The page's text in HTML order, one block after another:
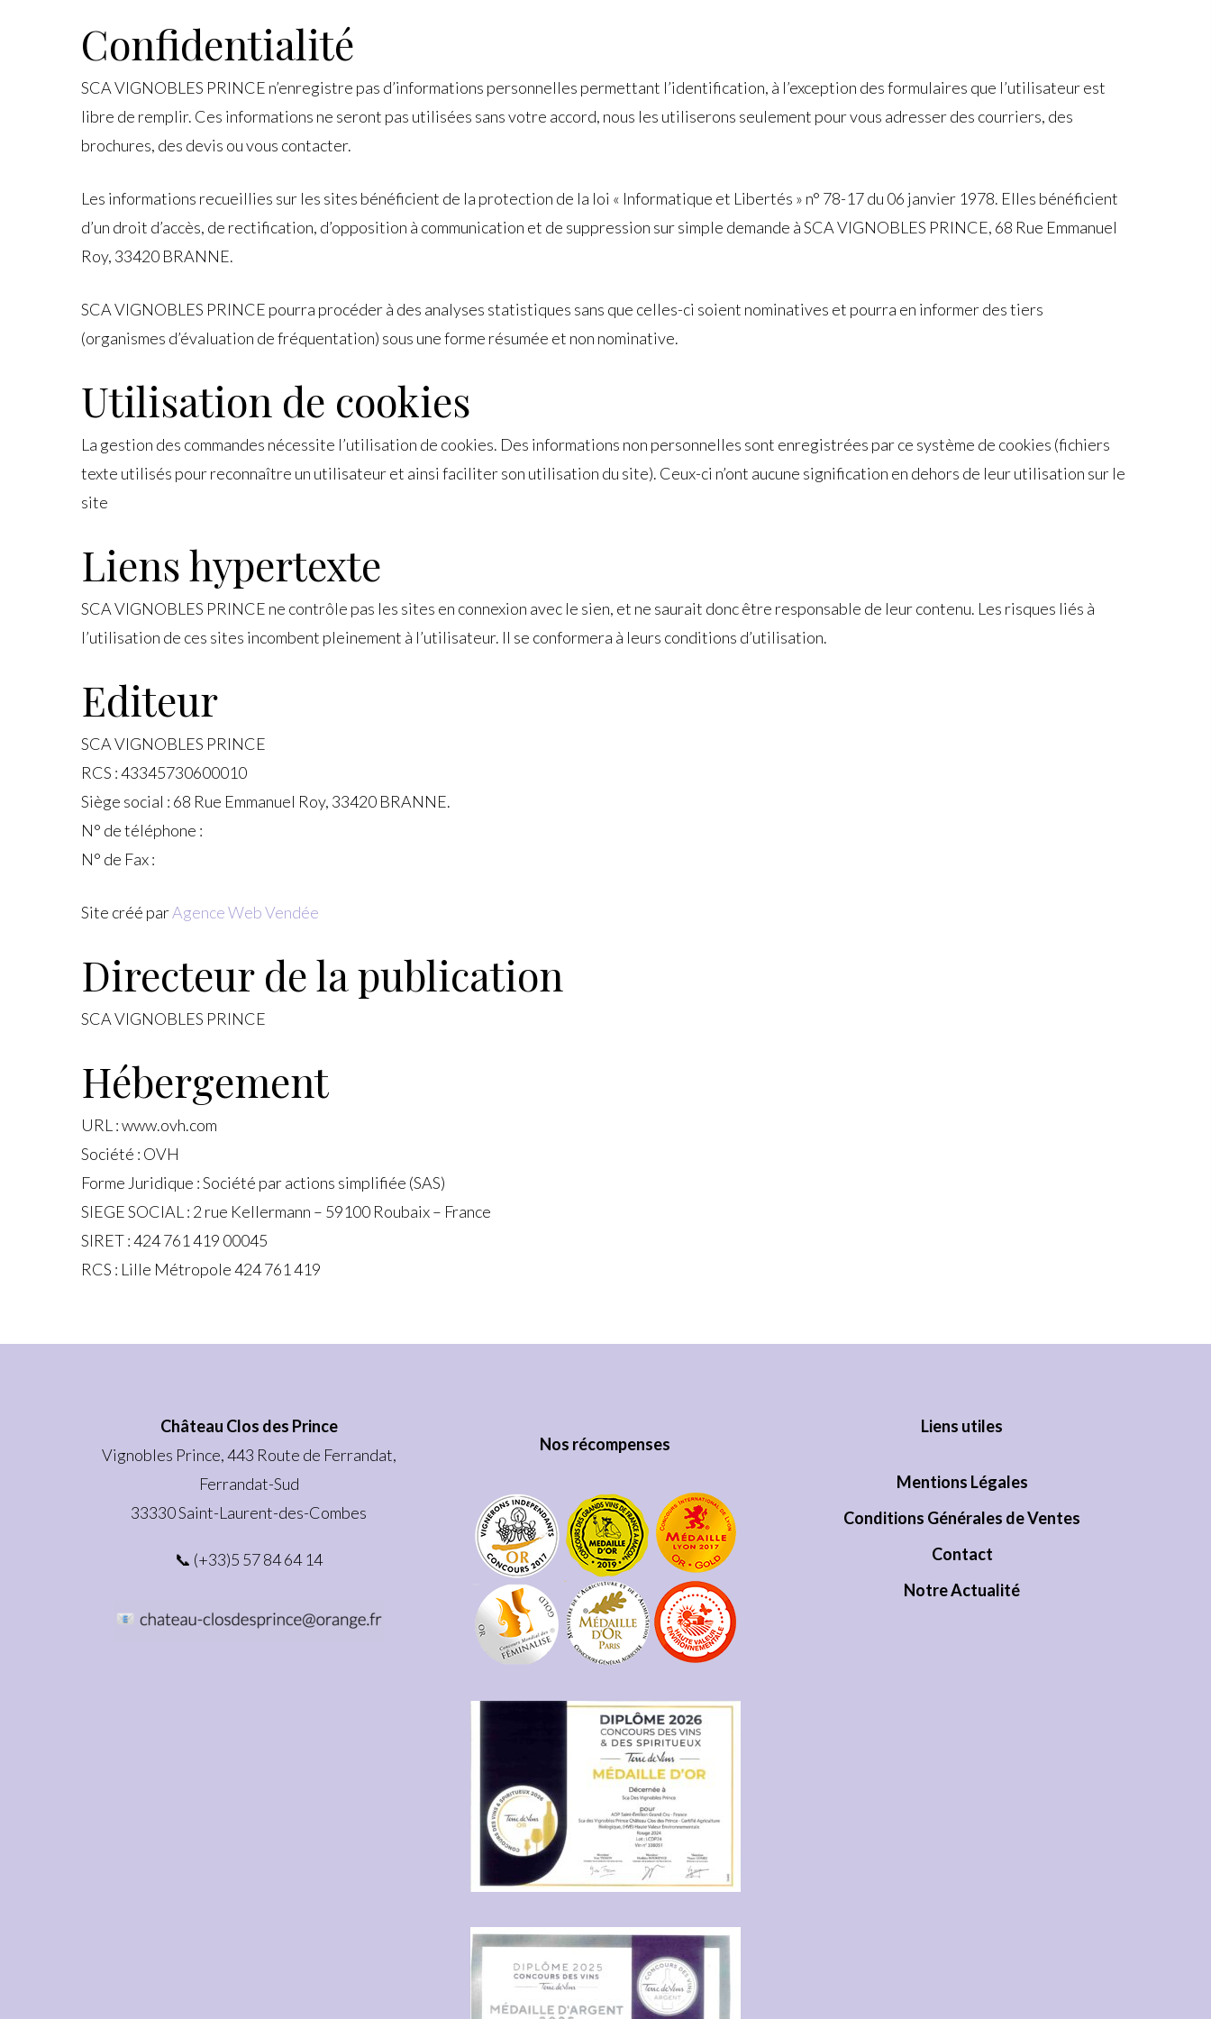
Confidentialité
SCA VIGNOBLES PRINCE n’enregistre pas d’informations personnelles permettant l’identification, à l’exception des formulaires que l’utilisateur est
libre de remplir. Ces informations ne seront pas utilisées sans votre accord, nous les utiliserons seulement pour vous adresser des courriers, des
brochures, des devis ou vous contacter.
Les informations recueillies sur les sites bénéficient de la protection de la loi « Informatique et Libertés » n° 78-17 du 06 janvier 1978. Elles bénéficient
d’un droit d’accès, de rectification, d’opposition à communication et de suppression sur simple demande à SCA VIGNOBLES PRINCE, 68 Rue Emmanuel
Roy, 33420 BRANNE.
SCA VIGNOBLES PRINCE pourra procéder à des analyses statistiques sans que celles-ci soient nominatives et pourra en informer des tiers
(organismes d’évaluation de fréquentation) sous une forme résumée et non nominative.
Utilisation de cookies
La gestion des commandes nécessite l’utilisation de cookies. Des informations non personnelles sont enregistrées par ce système de cookies (fichiers
texte utilisés pour reconnaître un utilisateur et ainsi faciliter son utilisation du site). Ceux-ci n’ont aucune signification en dehors de leur utilisation sur le
site
Liens hypertexte
SCA VIGNOBLES PRINCE ne contrôle pas les sites en connexion avec le sien, et ne saurait donc être responsable de leur contenu. Les risques liés à
l’utilisation de ces sites incombent pleinement à l’utilisateur. Il se conformera à leurs conditions d’utilisation.
Editeur
SCA VIGNOBLES PRINCE
RCS : 43345730600010
Siège social : 68 Rue Emmanuel Roy, 33420 BRANNE.
N° de téléphone :
N° de Fax :
Site créé parAgence Web Vendée
Directeur de la publication
SCA VIGNOBLES PRINCE
Hébergement
URL : www.ovh.com
Société : OVH
Forme Juridique : Société par actions simplifiée (SAS)
SIEGE SOCIAL : 2 rue Kellermann – 59100 Roubaix – France
SIRET : 424 761 419 00045
RCS : Lille Métropole 424 761 419
Château Clos des Prince
Vignobles Prince, 443 Route de Ferrandat,
Ferrandat-Sud
33330 Saint-Laurent-des-Combes
📞 (+33)5 57 84 64 14
Nos récompenses
Liens utiles
Mentions Légales
Conditions Générales de Ventes
Contact
Notre Actualité